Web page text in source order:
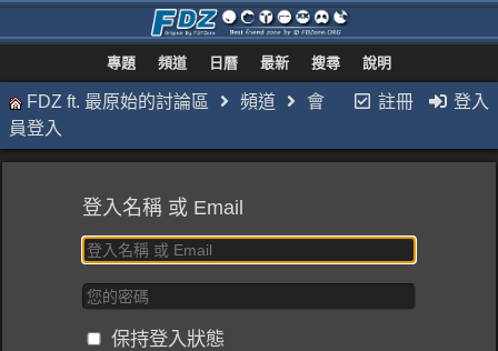
專題 頻道 日曆 最新 搜尋 說明
註冊 登入
FDZ ft. 最原始的討論區 頻道
會
員登入
登入名稱 或 Email
保持登入狀態